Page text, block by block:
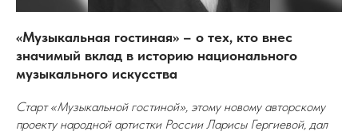
«Музыкальная гостиная» – о тех, кто внес
значимый вклад в историю национального
музыкального искусства
Старт «Музыкальной гостиной», этому новому авторскому
проекту народной артистки России Ларисы Гергиевой, дал